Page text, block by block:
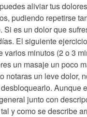
aliviar tus
pudiendo repetirse
es un dolor que
El siguiente
minutos (2 o 3
un masaje un poco
un leve dolor,
junto con
y como se describe